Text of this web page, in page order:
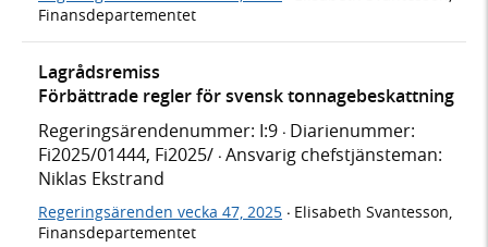
Finansdepartementet
Lagrådsremiss
Förbättrade regler för svensk tonnagebeskattning
Regeringsärendenummer: I:9 · Diarienummer:
Fi2025/01444, Fi2025/ · Ansvarig chefstjänsteman:
Niklas Ekstrand
Regeringsärenden vecka 47, 2025 · Elisabeth Svantesson,
Finansdepartementet